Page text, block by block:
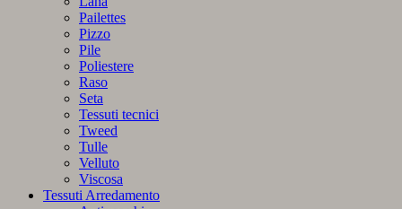
Pailettes
Pizzo
Pile
Poliestere
Raso
Seta
Tessuti tecnici
Tweed
Tulle
Velluto
Viscosa
Tessuti Arredamento